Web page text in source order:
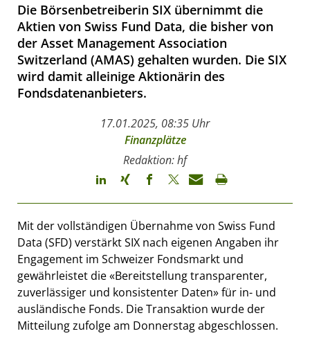
Die Börsenbetreiberin SIX übernimmt die
Aktien von Swiss Fund Data, die bisher von
der Asset Management Association
Switzerland (AMAS) gehalten wurden. Die SIX
wird damit alleinige Aktionärin des
Fondsdatenanbieters.
17.01.2025, 08:35 Uhr
Finanzplätze
Redaktion: hf
Mit der vollständigen Übernahme von Swiss Fund
Data (SFD) verstärkt SIX nach eigenen Angaben ihr
Engagement im Schweizer Fondsmarkt und
gewährleistet die «Bereitstellung transparenter,
zuverlässiger und konsistenter Daten» für in- und
ausländische Fonds. Die Transaktion wurde der
Mitteilung zufolge am Donnerstag abgeschlossen.